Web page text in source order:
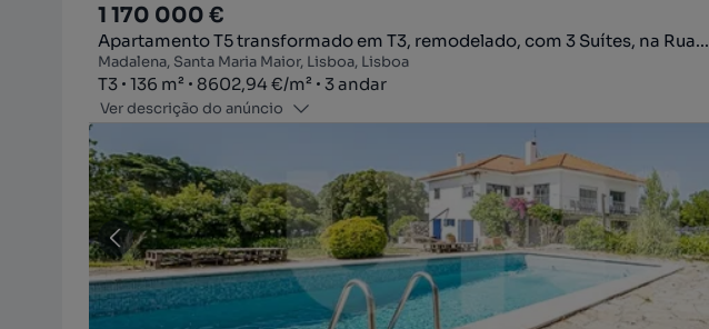
1 170 000 €
Apartamento T5 transformado em T3, remodelado, com 3 Suítes, na Rua...
Madalena, Santa Maria Maior, Lisboa, Lisboa
Tipologia
T3
Zona136 m²
Preço por metro quadrado
8602,94 €/m²
Andar 3 andar
Ver descrição do anúncio